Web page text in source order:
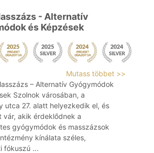
- Alternatív
és Képzések
Mutass többet >>
– Alternatív Gyógymódok
Szolnok városában, a
utca 27. alatt helyezkedik el, és
vár, akik érdeklődnek a
gyógymódok és masszázsok
kínálata széles,
fókuszú ...